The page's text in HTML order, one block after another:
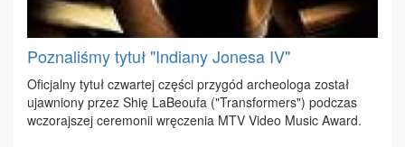
Poznaliśmy tytuł "Indiany Jonesa IV"
Ofi­cjal­ny ty­tuł czwar­tej czę­ści przy­gód ar­che­olo­ga zo­stał
ujaw­nio­ny przez Shię La­Be­oufa ("Trans­for­mers") pod­czas
wczo­raj­szej ce­re­mo­nii wrę­cze­nia MTV Vi­deo Mu­sic Award.